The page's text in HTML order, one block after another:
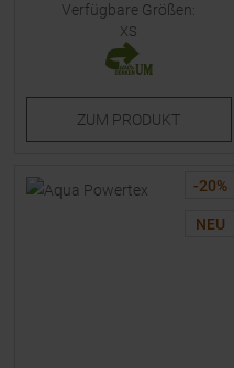
Verfügbare Größen:
XS
ZUM PRODUKT
-20%
NEU